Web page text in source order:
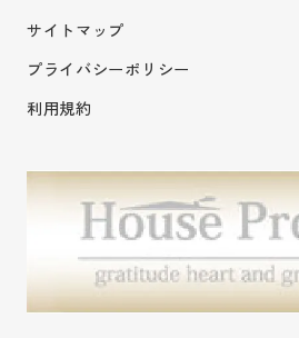
サイトマップ
プライバシーポリシー
利用規約